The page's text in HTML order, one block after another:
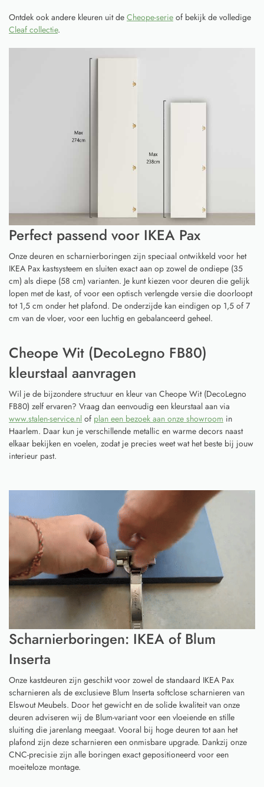
Ontdek ook andere kleuren uit de Cheope-serie of bekijk de volledige
Cleaf collectie.
Perfect passend voor IKEA Pax
Onze deuren en scharnierboringen zijn speciaal ontwikkeld voor het
IKEA Pax kastsysteem en sluiten exact aan op zowel de ondiepe (35
cm) als diepe (58 cm) varianten. Je kunt kiezen voor deuren die gelijk
lopen met de kast, of voor een optisch verlengde versie die doorloopt
tot 1,5 cm onder het plafond. De onderzijde kan eindigen op 1,5 of 7
cm van de vloer, voor een luchtig en gebalanceerd geheel.
Cheope Wit (DecoLegno FB80)
kleurstaal aanvragen
Wil je de bijzondere structuur en kleur van Cheope Wit (DecoLegno
FB80) zelf ervaren? Vraag dan eenvoudig een kleurstaal aan via
www.stalen-service.nl of plan een bezoek aan onze showroom in
Haarlem. Daar kun je verschillende metallic en warme decors naast
elkaar bekijken en voelen, zodat je precies weet wat het beste bij jouw
interieur past.
Scharnierboringen: IKEA of Blum
Inserta
Onze kastdeuren zijn geschikt voor zowel de standaard IKEA Pax
scharnieren als de exclusieve Blum Inserta softclose scharnieren van
Elswout Meubels. Door het gewicht en de solide kwaliteit van onze
deuren adviseren wij de Blum-variant voor een vloeiende en stille
sluiting die jarenlang meegaat. Vooral bij hoge deuren tot aan het
plafond zijn deze scharnieren een onmisbare upgrade. Dankzij onze
CNC-precisie zijn alle boringen exact gepositioneerd voor een
moeiteloze montage.